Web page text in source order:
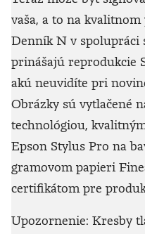
vaša, a to na
Denník N v spolupráci
prinášajú reprodukcie
akú neuvidíte pri
Obrázky sú vytlačené
technológiou,
Epson Stylus Pro na
gramovom papieri
certifikátom pre
Upozornenie: Kresby